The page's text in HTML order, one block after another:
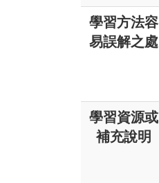
學習方法容
易誤解之處
學習資源或
補充說明